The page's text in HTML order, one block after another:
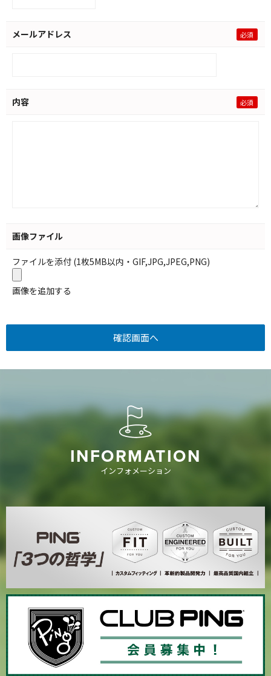
メールアドレス
内容
画像ファイル
ファイルを添付 (1枚5MB以内・GIF,JPG,JPEG,PNG)
画像を追加する
INFORMATION
インフォメーション